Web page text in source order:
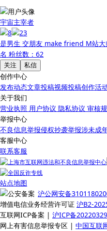
宇宙主宰者
是男生 交朋友 make friend M站大
名 粉丝数：62
关注 私信
创作中心
发布动态文章投稿视频投稿创作活
关于我们
营业执照 用户协议 隐私协议 审核
举报中心
不良信息举报侵权抄袭举报涉未成
客服中心
联系客服
站点地图
沪公网安备
增值电信业务经营许可证 沪B2-
互联网ICP备案 | 沪ICP备
网上有害信息举报专区 | 中国互联